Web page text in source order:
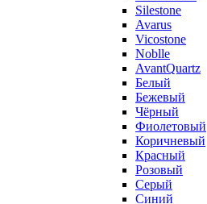
Silestone
Avarus
Vicostone
Noblle
AvantQuartz
Белый
Бежевый
Чёрный
Фиолетовый
Коричневый
Красный
Розовый
Серый
Синий